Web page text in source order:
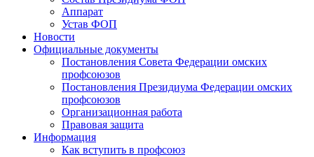
Аппарат
Устав ФОП
Новости
Официальные документы
Постановления Совета Федерации омских
профсоюзов
Постановления Президиума Федерации омских
профсоюзов
Организационная работа
Правовая защита
Информация
Как вступить в профсоюз